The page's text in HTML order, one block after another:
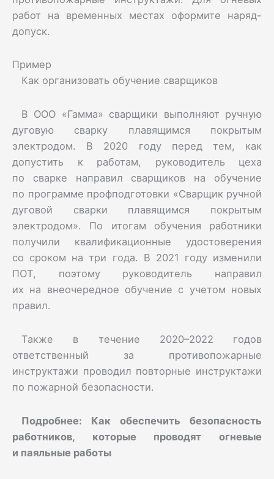
работ на временных местах оформите наряд-
допуск.
Пример
Как организовать обучение сварщиков
В ООО «Гамма» сварщики выполняют ручную
дуговую сварку плавящимся покрытым
электродом. В 2020 году перед тем, как
допустить к работам, руководитель цеха
по сварке направил сварщиков на обучение
по программе профподготовки «Сварщик ручной
дуговой сварки плавящимся покрытым
электродом». По итогам обучения работники
получили квалификационные удостоверения
со сроком на три года. В 2021 году изменили
ПОТ, поэтому руководитель направил
их на внеочередное обучение с учетом новых
правил.
Также в течение 2020–2022 годов
ответственный за противопожарные
инструктажи проводил повторные инструктажи
по пожарной безопасности.
Подробнее: Как обеспечить безопасность
работников, которые проводят огневые
и паяльные работы